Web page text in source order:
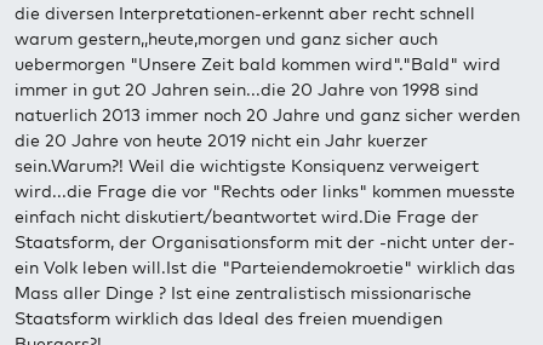
die diversen Interpretationen-erkennt aber recht schnell
warum gestern,,heute,morgen und ganz sicher auch
uebermorgen "Unsere Zeit bald kommen wird"."Bald" wird
immer in gut 20 Jahren sein...die 20 Jahre von 1998 sind
natuerlich 2013 immer noch 20 Jahre und ganz sicher werden
die 20 Jahre von heute 2019 nicht ein Jahr kuerzer
sein.Warum?! Weil die wichtigste Konsiquenz verweigert
wird...die Frage die vor "Rechts oder links" kommen muesste
einfach nicht diskutiert/beantwortet wird.Die Frage der
Staatsform, der Organisationsform mit der -nicht unter der-
ein Volk leben will.Ist die "Parteiendemokroetie" wirklich das
Mass aller Dinge ? Ist eine zentralistisch missionarische
Staatsform wirklich das Ideal des freien muendigen